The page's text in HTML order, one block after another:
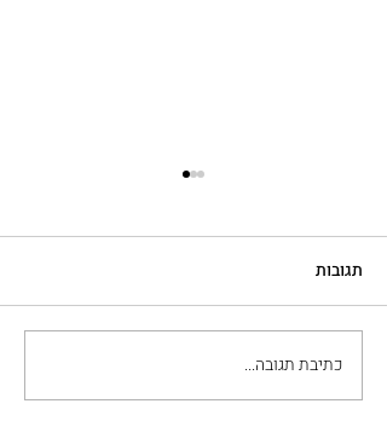
מה חשוב לבדוק כשבוחרים
מכון להסרת קעקועים
תגובות
כתיבת תגובה...